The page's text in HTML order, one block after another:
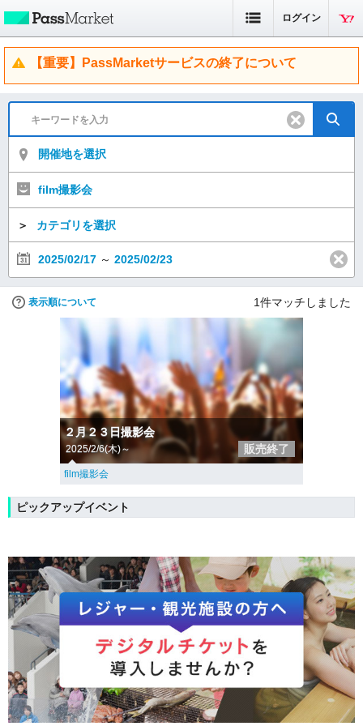
ログイン
【重要】PassMarketサービスの終了について
開催地を選択
film撮影会
＞ カテゴリを選択
2025/02/17 ～ 2025/02/23
表示順について 1件マッチしました
２月２３日撮影会
2025/2/6(木)～ 販売終了
film撮影会
ピックアップイベント